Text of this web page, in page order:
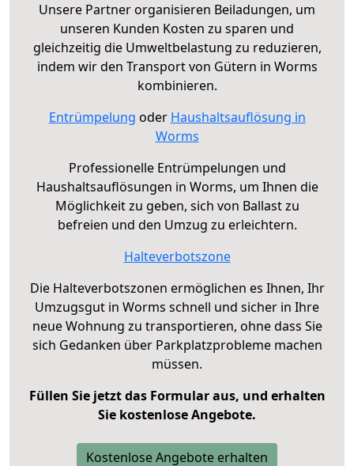
Unsere Partner organisieren Beiladungen, um
unseren Kunden Kosten zu sparen und
gleichzeitig die Umweltbelastung zu reduzieren,
indem wir den Transport von Gütern in Worms
kombinieren.
Entrümpelung oder Haushaltsauflösung in
Worms
Professionelle Entrümpelungen und
Haushaltsauflösungen in Worms, um Ihnen die
Möglichkeit zu geben, sich von Ballast zu
befreien und den Umzug zu erleichtern.
Halteverbotszone
Die Halteverbotszonen ermöglichen es Ihnen, Ihr
Umzugsgut in Worms schnell und sicher in Ihre
neue Wohnung zu transportieren, ohne dass Sie
sich Gedanken über Parkplatzprobleme machen
müssen.
Füllen Sie jetzt das Formular aus, und erhalten
Sie kostenlose Angebote.
Kostenlose Angebote erhalten